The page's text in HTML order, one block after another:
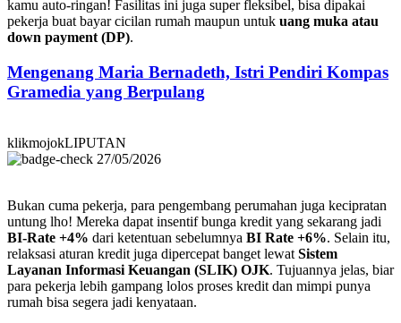
kamu auto-ringan! Fasilitas ini juga super fleksibel, bisa dipakai
pekerja buat bayar cicilan rumah maupun untuk uang muka atau
down payment (DP).
Mengenang Maria Bernadeth, Istri Pendiri Kompas
Gramedia yang Berpulang
klikmojokLIPUTAN
27/05/2026
Bukan cuma pekerja, para pengembang perumahan juga kecipratan
untung lho! Mereka dapat insentif bunga kredit yang sekarang jadi
BI-Rate +4% dari ketentuan sebelumnya BI Rate +6%. Selain itu,
relaksasi aturan kredit juga dipercepat banget lewat Sistem
Layanan Informasi Keuangan (SLIK) OJK. Tujuannya jelas, biar
para pekerja lebih gampang lolos proses kredit dan mimpi punya
rumah bisa segera jadi kenyataan.